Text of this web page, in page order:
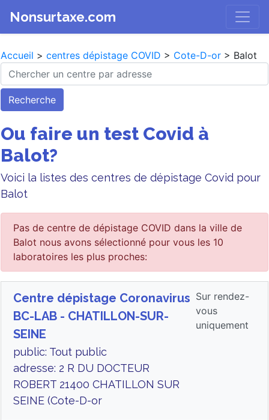
Nonsurtaxe.com
Accueil > centres dépistage COVID > Cote-D-or > Balot
Recherche
Ou faire un test Covid à
Balot?
Voici la listes des centres de dépistage Covid pour
Balot
Pas de centre de dépistage COVID dans la ville de
Balot nous avons sélectionné pour vous les 10
laboratoires les plus proches:
Centre dépistage Coronavirus
BC-LAB - CHATILLON-SUR-
SEINE
public: Tout public
adresse: 2 R DU DOCTEUR
ROBERT 21400 CHATILLON SUR
SEINE (Cote-D-or
Sur rendez-
vous
uniquement